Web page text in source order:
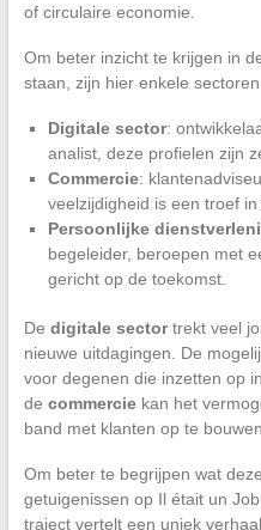
of circulaire economie.
Om beter inzicht te krijgen in
staan, zijn hier enkele
Digitale sector:
analist, deze profielen zijn
Commercie:
veelzijdigheid is een troef in
Persoonlijke
begeleider, beroepen met
gericht op de toekomst.
De digitale sectortrekt veel
nieuwe uitdagingen. De
voor degenen die inzetten op
de commerciekan het
band met klanten op te
Om beter te begrijpen wat
getuigenissen op Il était un
traject vertelt een uniek